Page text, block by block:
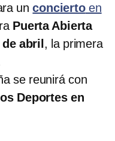
unconciertoen
Puerta Abierta
abril , la primera
se reunirá con
Deportes en